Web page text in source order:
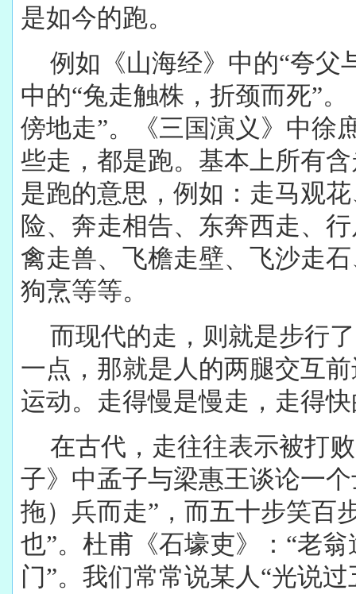
是如今的跑。
例如《山海经》中的“夸父
中的“兔走触株，折颈而死”
傍地走”。《三国演义》中徐
些走，都是跑。基本上所有
是跑的意思，例如：走马观
险、奔走相告、东奔西走、
禽走兽、飞檐走壁、飞沙走
狗烹等等。
而现代的走，则就是步行
一点，那就是人的两腿交互
运动。走得慢是慢走，走得
在古代，走往往表示被打
子》中孟子与梁惠王谈论一
拖）兵而走”，而五十步笑百
也”。杜甫《石壕吏》：“老
门”。我们常常说某人“光说